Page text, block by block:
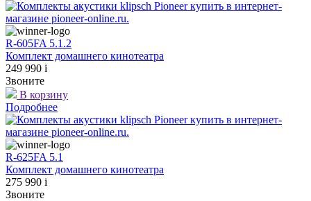
R-605FA 5.1.2
Комплект домашнего кинотеатра
249 990 i
Звоните
В корзину
Подробнее
R-625FA 5.1
Комплект домашнего кинотеатра
275 990 i
Звоните